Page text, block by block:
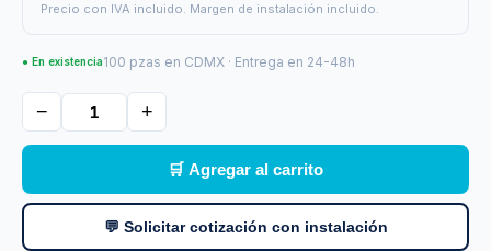
Precio con IVA incluido. Margen de instalación incluido.
● En existencia100 pzas en CDMX · Entrega en 24-48h
− +
🛒 Agregar al carrito
💬 Solicitar cotización con instalación